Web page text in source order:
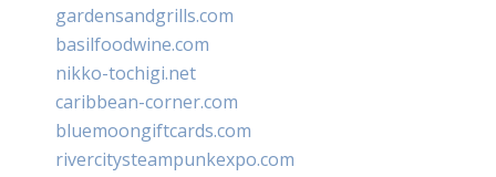
gardensandgrills.com
basilfoodwine.com
nikko-tochigi.net
caribbean-corner.com
bluemoongiftcards.com
rivercitysteampunkexpo.com